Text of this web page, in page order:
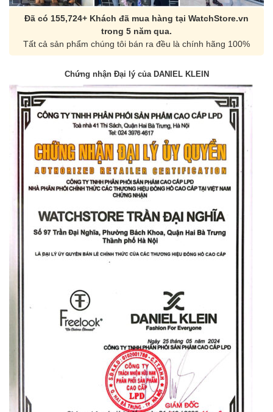
Đã có 155,724+ Khách đã mua hàng tại WatchStore.vn
trong 5 năm qua.
Tất cả sản phẩm chúng tôi bán ra đều là chính hãng 100%
Chứng nhận Đại lý của DANIEL KLEIN